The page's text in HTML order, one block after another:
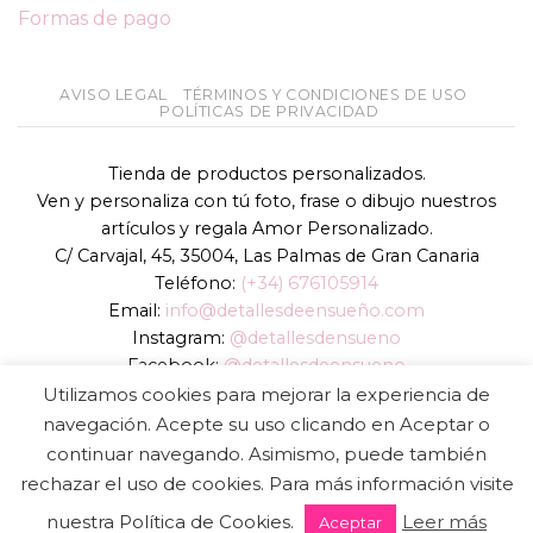
Formas de pago
AVISO LEGAL
TÉRMINOS Y CONDICIONES DE USO
POLÍTICAS DE PRIVACIDAD
Tienda de productos personalizados.
Ven y personaliza con tú foto, frase o dibujo nuestros
artículos y regala Amor Personalizado.
C/ Carvajal, 45, 35004, Las Palmas de Gran Canaria
Teléfono: (+34) 676105914
Email: info@detallesdeensueño.com
Instagram: @detallesdensueno
Facebook: @detallesdeensueno
TikTok: @detallesdensueno
Página web:www.detallesdeensueño.com
Copyright 2026 © DIGALOWEB.COM
Utilizamos cookies para mejorar la experiencia de
navegación. Acepte su uso clicando en Aceptar o
continuar navegando. Asimismo, puede también
rechazar el uso de cookies. Para más información visite
nuestra Política de Cookies.
Aceptar Leer más